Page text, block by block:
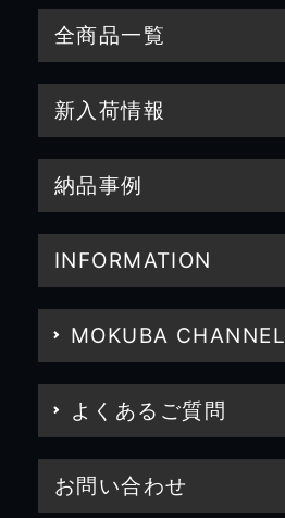
全商品一覧
新入荷情報
納品事例
INFORMATION
MOKUBA CHANNEL
よくあるご質問
お問い合わせ